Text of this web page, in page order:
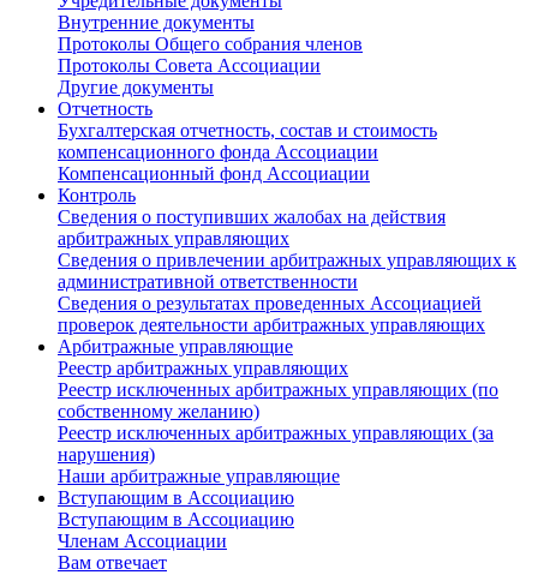
Внутренние документы
Протоколы Общего собрания членов
Протоколы Совета Ассоциации
Другие документы
Отчетность
Бухгалтерская отчетность, состав и стоимость
компенсационного фонда Ассоциации
Компенсационный фонд Ассоциации
Контроль
Сведения о поступивших жалобах на действия
арбитражных управляющих
Сведения о привлечении арбитражных управляющих к
административной ответственности
Сведения о результатах проведенных Ассоциацией
проверок деятельности арбитражных управляющих
Арбитражные управляющие
Реестр арбитражных управляющих
Реестр исключенных арбитражных управляющих (по
собственному желанию)
Реестр исключенных арбитражных управляющих (за
нарушения)
Наши арбитражные управляющие
Вступающим в Ассоциацию
Вступающим в Ассоциацию
Членам Ассоциации
Вам отвечает